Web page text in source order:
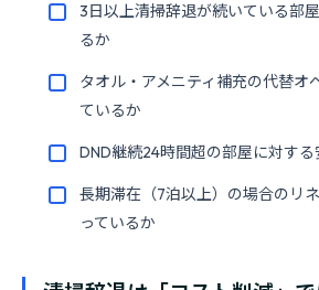
3日以上清掃辞退が続いている部
るか
タオル・アメニティ補充の代替オ
ているか
DND継続24時間超の部屋に対す
長期滞在（7泊以上）の場合のリ
っているか